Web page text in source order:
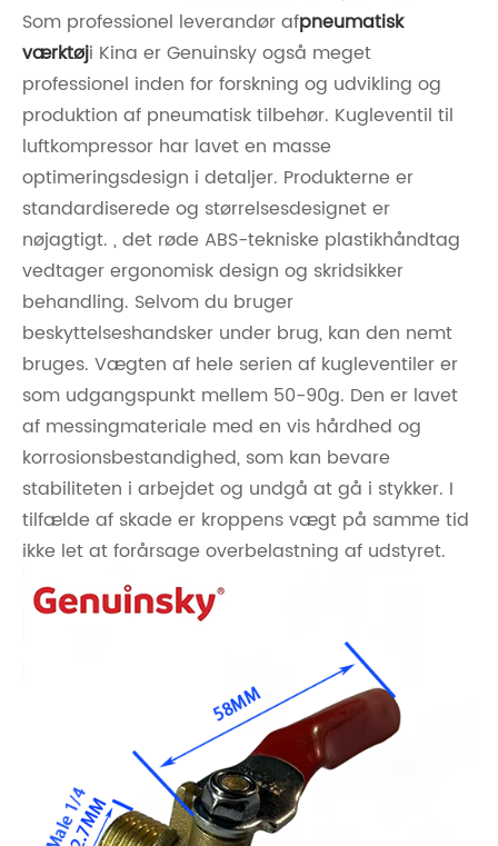
Som professionel leverandør afpneumatisk
værktøji Kina er Genuinsky også meget
professionel inden for forskning og udvikling og
produktion af pneumatisk tilbehør. Kugleventil til
luftkompressor har lavet en masse
optimeringsdesign i detaljer. Produkterne er
standardiserede og størrelsesdesignet er
nøjagtigt. , det røde ABS-tekniske plastikhåndtag
vedtager ergonomisk design og skridsikker
behandling. Selvom du bruger
beskyttelseshandsker under brug, kan den nemt
bruges. Vægten af ​​hele serien af ​​kugleventiler er
som udgangspunkt mellem 50-90g. Den er lavet
af messingmateriale med en vis hårdhed og
korrosionsbestandighed, som kan bevare
stabiliteten i arbejdet og undgå at gå i stykker. I
tilfælde af skade er kroppens vægt på samme tid
ikke let at forårsage overbelastning af udstyret.